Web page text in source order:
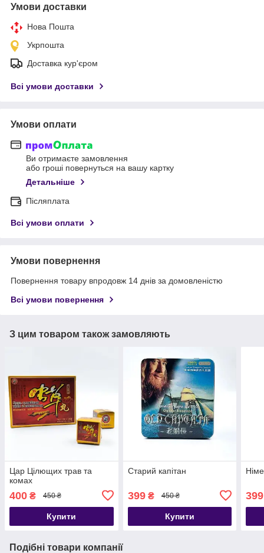
Умови доставки
Нова Пошта
Укрпошта
Доставка кур'єром
Всі умови доставки
Умови оплати
Ви отримаєте замовлення
або гроші повернуться на вашу картку
Детальніше
Післяплата
Всі умови оплати
Умови повернення
Повернення товару впродовж 14 днів за домовленістю
Всі умови повернення
З цим товаром також замовляють
Цар Цілющих трав та
комах
400 ₴ 450 ₴
Купити
Старий капітан
399₴ 450 ₴
Купити
399
Подібні товари компанії